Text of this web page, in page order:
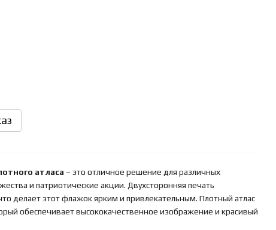
атласа – это отличное решение для различных
и патриотические акции. Двухсторонняя печать
делает этот флажок ярким и привлекательным. Плотный атлас
обеспечивает высококачественное изображение и красивый